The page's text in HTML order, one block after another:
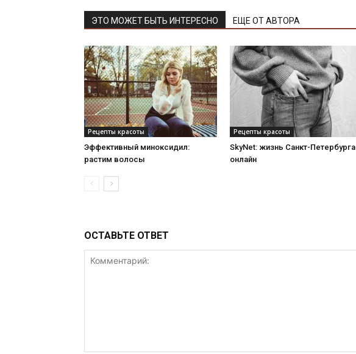
ЭТО МОЖЕТ БЫТЬ ИНТЕРЕСНО ЕЩЕ ОТ АВТОРА
Рецепты красоты
Эффективный миноксидил:
растим волосы
Рецепты красоты
SkyNet: жизнь Санкт-Петербурга
онлайн
ОСТАВЬТЕ ОТВЕТ